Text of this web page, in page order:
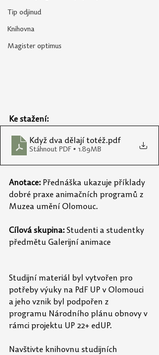
Tip odjinud
Knihovna
Magister optimus
Ke stažení:
Když dva dělají totéž.pdf
Stáhnout PDF • 1.89MB
Anotace: Přednáška ukazuje příklady
dobré praxe animačních programů z
Muzea umění Olomouc.
Cílová skupina: Studenti a studentky
předmětu Galerijní animace
Studijní materiál byl vytvořen pro
potřeby výuky na PdF UP v Olomouci
a jeho vznik byl podpořen z
programu Národního plánu obnovy v
rámci projektu UP 22+ edUP.
Navštivte knihovnu studijních